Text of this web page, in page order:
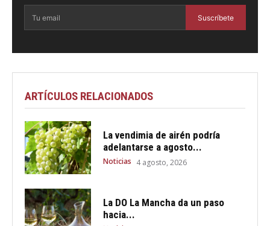
Suscríbete
ARTÍCULOS RELACIONADOS
La vendimia de airén podría
adelantarse a agosto...
Noticias 4 agosto, 2026
La DO La Mancha da un paso
hacia...